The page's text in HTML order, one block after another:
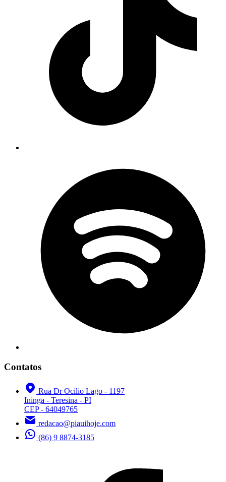
Contatos
Rua Dr Ocilio Lago - 1197
Ininga - Teresina - PI
CEP - 64049765
redacao@piauihoje.com
(86) 9 8874-3185